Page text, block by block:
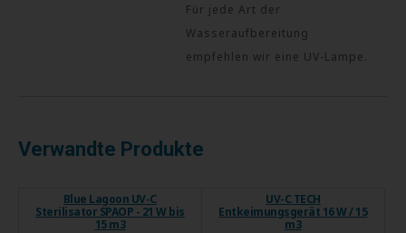
Für jede Art der
Wasseraufbereitung
empfehlen wir eine UV-Lampe.
Verwandte Produkte
Blue Lagoon UV-C
Sterilisator SPAOP - 21 W bis
15 m3
UV-C TECH
Entkeimungsgerät 16 W / 15
m3